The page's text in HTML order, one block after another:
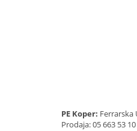
PE Koper: Ferrarska
Prodaja: 05 663 53